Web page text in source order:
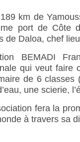
189 km de
port de Côte
de Daloa, chef
BEMADI
qui veut faire
de 6
une scierie,
fera la
à travers sa